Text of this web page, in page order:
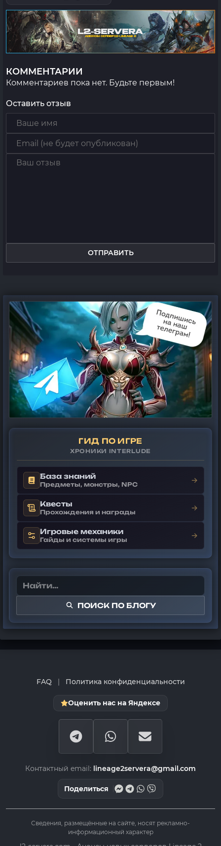
КОММЕНТАРИИ
Комментариев пока нет. Будьте первым!
Оставить отзыв
ОТПРАВИТЬ
ГИД ПО ИГРЕ
ХРОНИКИ INTERLUDE
База знаний
Предметы, монстры, NPC →
Квесты
Прохождения и награды →
Игровые механики
Гайды и системы игры →
ПОИСК ПО БЛОГУ
FAQ | Политика конфиденциальности
Оценить нас на Яндексе
Контактный email: lineage2servera@gmail.com
Поделиться
Сведения, размещённые на сайте, носят рекламно-
информационный характер